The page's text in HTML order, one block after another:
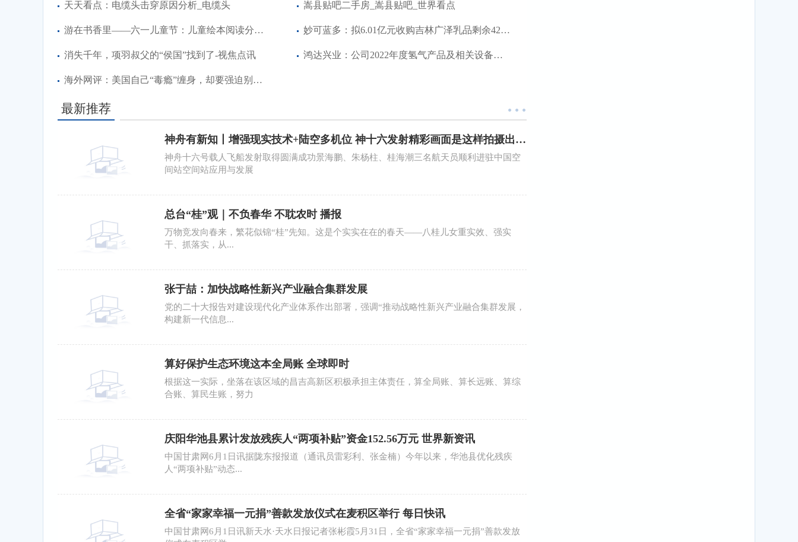
天天看点：电缆头击穿原因分析_电缆头 嵩县贴吧二手房_嵩县贴吧_世界看点
游在书香里——六一儿童节：儿童绘本阅读分享会，活动招募开始 妙可蓝多：拟6.01亿元收购吉林广泽乳品剩余42.88%股权 焦点简讯
消失千年，项羽叔父的“侯国”找到了-视焦点讯 鸿达兴业：公司2022年度氢气产品及相关设备实现营业收入8,343.35万元
海外网评：美国自己“毒瘾”缠身，却要强迫别人“吃药”|全球微动态
最新推荐
神舟有新知丨增强现实技术+陆空多机位 神十六发射精彩画面是这样拍摄出来
的|快播报
神舟十六号载人飞船发射取得圆满成功景海鹏、朱杨柱、桂海潮三名航天员顺利进驻中国空
间站空间站应用与发展
总台“桂”观｜不负春华 不耽农时 播报
​万物竞发向春来，繁花似锦“桂”先知。这是个实实在在的春天——八桂儿女重实效、强实
干、抓落实，从...
张于喆：加快战略性新兴产业融合集群发展
党的二十大报告对建设现代化产业体系作出部署，强调“推动战略性新兴产业融合集群发展，
构建新一代信息...
算好保护生态环境这本全局账 全球即时
根据这一实际，坐落在该区域的昌吉高新区积极承担主体责任，算全局账、算长远账、算综
合账、算民生账，努力
庆阳华池县累计发放残疾人“两项补贴”资金152.56万元 世界新资讯
中国甘肃网6月1日讯据陇东报报道（通讯员雷彩利、张金楠）今年以来，华池县优化残疾
人“两项补贴”动态...
全省“家家幸福一元捐”善款发放仪式在麦积区举行 每日快讯
中国甘肃网6月1日讯新天水·天水日报记者张彬霞5月31日，全省“家家幸福一元捐”善款发放